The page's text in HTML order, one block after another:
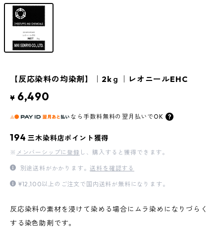
【反応染料の均染剤】｜2kｇ｜レオニールEHC
¥ 6,490
なら 手数料無料の 翌月払いでOK
194 三木染料店ポイント獲得
※ メンバーシップに登録 し、購入すると獲得できます。
別途送料がかかります。送料を確認する
¥12,100以上のご注文で国内送料が無料になります。
反応染料の素材を浸けて染める場合にムラ染めになりづらく
する染色助剤です。